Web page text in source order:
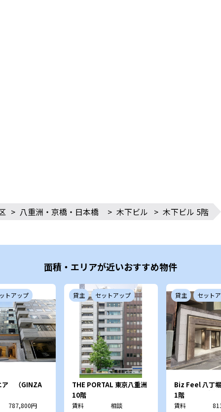
> 八重洲・京橋・日本橋 > 木下ビル > 木下ビル 5階
面積・エリアが近いおすすめ物件
トアップ
ア （GINZA
787,800円
貸主 セットアップ
THE PORTAL 東京八重洲
10階
賃料
相談
貸主 セット
Biz Feel 八丁
三雄舎印刷本社
1階
賃料